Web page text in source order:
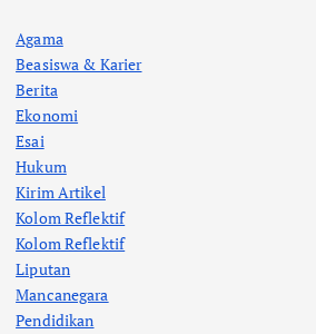
Agama
Beasiswa & Karier
Berita
Ekonomi
Esai
Hukum
Kirim Artikel
Kolom Reflektif
Kolom Reflektif
Liputan
Mancanegara
Pendidikan